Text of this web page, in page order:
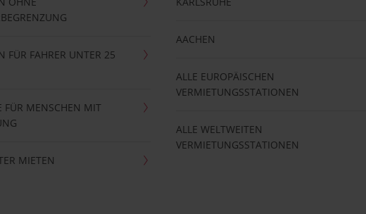
FÜR FAHRER UNTER 25
FÜR MENSCHEN MIT
MIETEN
AACHEN
ALLE EUROPÄISCHEN
VERMIETUNGSSTATIONEN
ALLE WELTWEITEN
VERMIETUNGSSTATIONEN